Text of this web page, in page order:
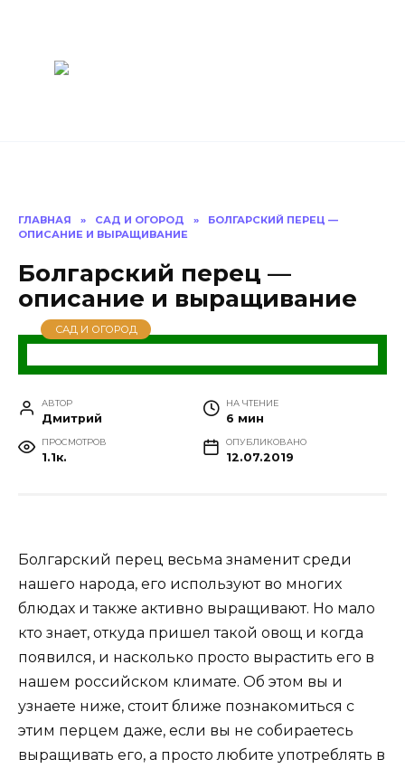
ГЛАВНАЯ » САД И ОГОРОД »
БОЛГАРСКИЙ ПЕРЕЦ —
ОПИСАНИЕ И ВЫРАЩИВАНИЕ
Болгарский перец —
описание и выращивание
САД И ОГОРОД
АВТОР
Дмитрий
НА ЧТЕНИЕ
6 мин
ПРОСМОТРОВ
1.1к.
ОПУБЛИКОВАНО
12.07.2019
Болгарский перец весьма знаменит среди
нашего народа, его используют во многих
блюдах и также активно выращивают. Но мало
кто знает, откуда пришел такой овощ и когда
появился, и насколько просто вырастить его в
нашем российском климате. Об этом вы и
узнаете ниже, стоит ближе познакомиться с
этим перцем даже, если вы не собираетесь
выращивать его, а просто любите употреблять в